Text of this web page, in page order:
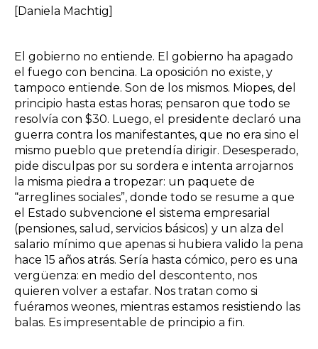
[Daniela Machtig]
El gobierno no entiende. El gobierno ha apagado
el fuego con bencina. La oposición no existe, y
tampoco entiende. Son de los mismos. Miopes, del
principio hasta estas horas; pensaron que todo se
resolvía con $30. Luego, el presidente declaró una
guerra contra los manifestantes, que no era sino el
mismo pueblo que pretendía dirigir. Desesperado,
pide disculpas por su sordera e intenta arrojarnos
la misma piedra a tropezar: un paquete de
“arreglines sociales”, donde todo se resume a que
el Estado subvencione el sistema empresarial
(pensiones, salud, servicios básicos) y un alza del
salario mínimo que apenas si hubiera valido la pena
hace 15 años atrás. Sería hasta cómico, pero es una
vergüenza: en medio del descontento, nos
quieren volver a estafar. Nos tratan como si
fuéramos weones, mientras estamos resistiendo las
balas. Es impresentable de principio a fin.